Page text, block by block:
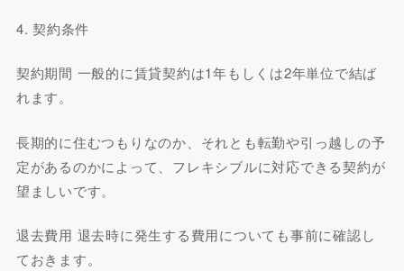
4. 契約条件
契約期間 一般的に賃貸契約は1年もしくは2年単位で結ば
れます。
長期的に住むつもりなのか、それとも転勤や引っ越しの予
定があるのかによって、フレキシブルに対応できる契約が
望ましいです。
退去費用 退去時に発生する費用についても事前に確認し
ておきます。